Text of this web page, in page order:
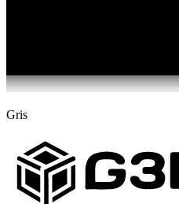
Gris